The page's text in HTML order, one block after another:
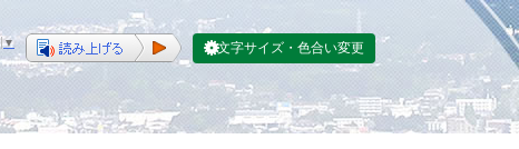
▼ 文字サイズ・色合い変更